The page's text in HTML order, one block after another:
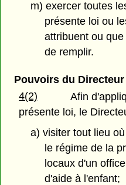
m) exercer toutes
présente loi ou
attribuent ou
de remplir.
Pouvoirs du Directeur
4(2)
Afin
présente loi, le
a) visiter tout lieu
le régime de la
locaux d'un
d'aide à l'enfant;